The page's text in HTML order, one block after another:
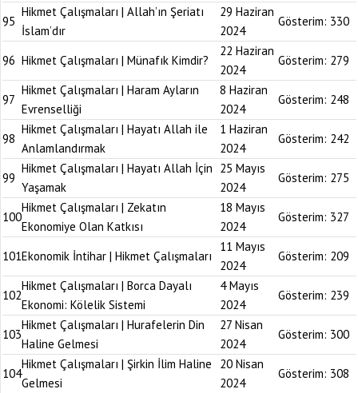
95
Hikmet Çalışmaları | Allah’ın Şeriatı
İslam’dır
29 Haziran
2024
Gösterim: 330
96 Hikmet Çalışmaları | Münafık Kimdir?
22 Haziran
2024
Gösterim: 279
97
Hikmet Çalışmaları | Haram Ayların
Evrenselliği
8 Haziran
2024
Gösterim: 248
98
Hikmet Çalışmaları | Hayatı Allah ile
Anlamlandırmak
1 Haziran
2024
Gösterim: 242
99
Hikmet Çalışmaları | Hayatı Allah İçin
Yaşamak
25 Mayıs
2024
Gösterim: 275
100
Hikmet Çalışmaları | Zekatın
Ekonomiye Olan Katkısı
18 Mayıs
2024
Gösterim: 327
101Ekonomik İntihar | Hikmet Çalışmaları
11 Mayıs
2024
Gösterim: 209
102
Hikmet Çalışmaları | Borca Dayalı
Ekonomi: Kölelik Sistemi
4 Mayıs
2024
Gösterim: 239
103
Hikmet Çalışmaları | Hurafelerin Din
Haline Gelmesi
27 Nisan
2024
Gösterim: 300
104
Hikmet Çalışmaları | Şirkin İlim Haline
Gelmesi
20 Nisan
2024
Gösterim: 308